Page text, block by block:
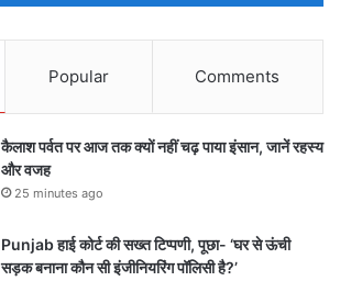
Popular Comments
कैलाश पर्वत पर आज तक क्यों नहीं चढ़ पाया इंसान, जानें रहस्य
और वजह
25 minutes ago
Punjab हाई कोर्ट की सख्त टिप्पणी, पूछा- ‘घर से ऊंची
सड़क बनाना कौन सी इंजीनियरिंग पॉलिसी है?’